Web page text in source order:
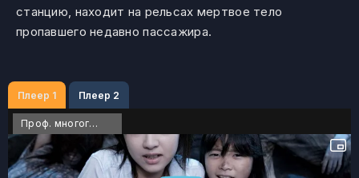
станцию, находит на рельсах мертвое тело
пропавшего недавно пассажира.
Плеер 1 Плеер 2
Проф. многоголосый